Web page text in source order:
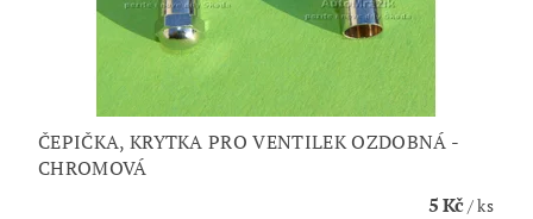
ČEPIČKA, KRYTKA PRO VENTILEK OZDOBNÁ -
CHROMOVÁ
5 Kč/ ks